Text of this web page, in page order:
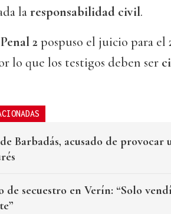
laresponsabilidad civil.
2 pospuso el juicio para el
lo que los testigos deben ser
Barbadás, acusado de
de secuestro en Verín: “Solo